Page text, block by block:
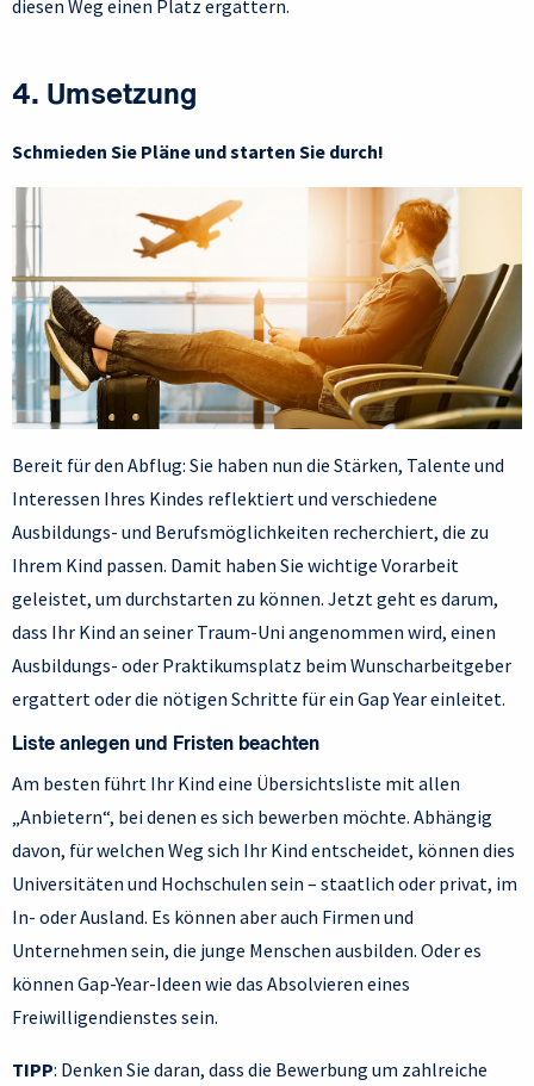
diesen Weg einen Platz ergattern.
4. Umsetzung
Schmieden Sie Pläne und starten Sie durch!
Bereit für den Abflug: Sie haben nun die Stärken, Talente und
Interessen Ihres Kindes reflektiert und verschiedene
Ausbildungs- und Berufsmöglichkeiten recherchiert, die zu
Ihrem Kind passen. Damit haben Sie wichtige Vorarbeit
geleistet, um durchstarten zu können. Jetzt geht es darum,
dass Ihr Kind an seiner Traum-Uni angenommen wird, einen
Ausbildungs- oder Praktikumsplatz beim Wunscharbeitgeber
ergattert oder die nötigen Schritte für ein Gap Year einleitet.
Liste anlegen und Fristen beachten
Am besten führt Ihr Kind eine Übersichtsliste mit allen
„Anbietern“, bei denen es sich bewerben möchte. Abhängig
davon, für welchen Weg sich Ihr Kind entscheidet, können dies
Universitäten und Hochschulen sein – staatlich oder privat, im
In- oder Ausland. Es können aber auch Firmen und
Unternehmen sein, die junge Menschen ausbilden. Oder es
können Gap-Year-Ideen wie das Absolvieren eines
Freiwilligendienstes sein.
TIPP: Denken Sie daran, dass die Bewerbung um zahlreiche